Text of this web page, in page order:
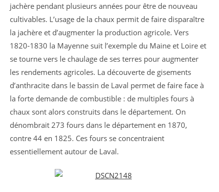
jachère pendant plusieurs années pour être de nouveau
cultivables. L’usage de la chaux permit de faire disparaître
la jachère et d’augmenter la production agricole. Vers
1820-1830 la Mayenne suit l’exemple du Maine et Loire et
se tourne vers le chaulage de ses terres pour augmenter
les rendements agricoles. La découverte de gisements
d’anthracite dans le bassin de Laval permet de faire face à
la forte demande de combustible : de multiples fours à
chaux sont alors construits dans le département. On
dénombrait 273 fours dans le département en 1870,
contre 44 en 1825. Ces fours se concentraient
essentiellement autour de Laval.